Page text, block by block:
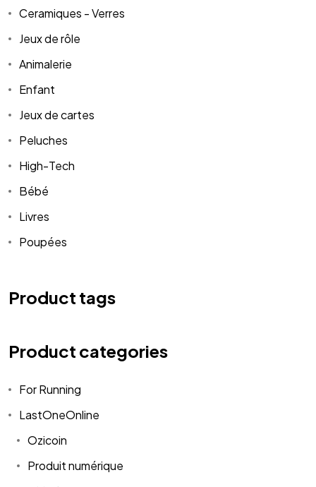
Ceramiques - Verres
Jeux de rôle
Animalerie
Enfant
Jeux de cartes
Peluches
High-Tech
Bébé
Livres
Poupées
Product tags
Product categories
For Running
LastOneOnline
Ozicoin
Produit numérique